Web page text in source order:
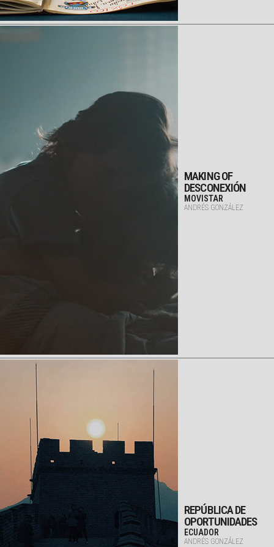
MAKING OF
DESCONEXIÓN
MOVISTAR
ANDRÉS GONZÁLEZ
REPÚBLICA DE
OPORTUNIDADES
ECUADOR
ANDRÉS GONZÁLEZ